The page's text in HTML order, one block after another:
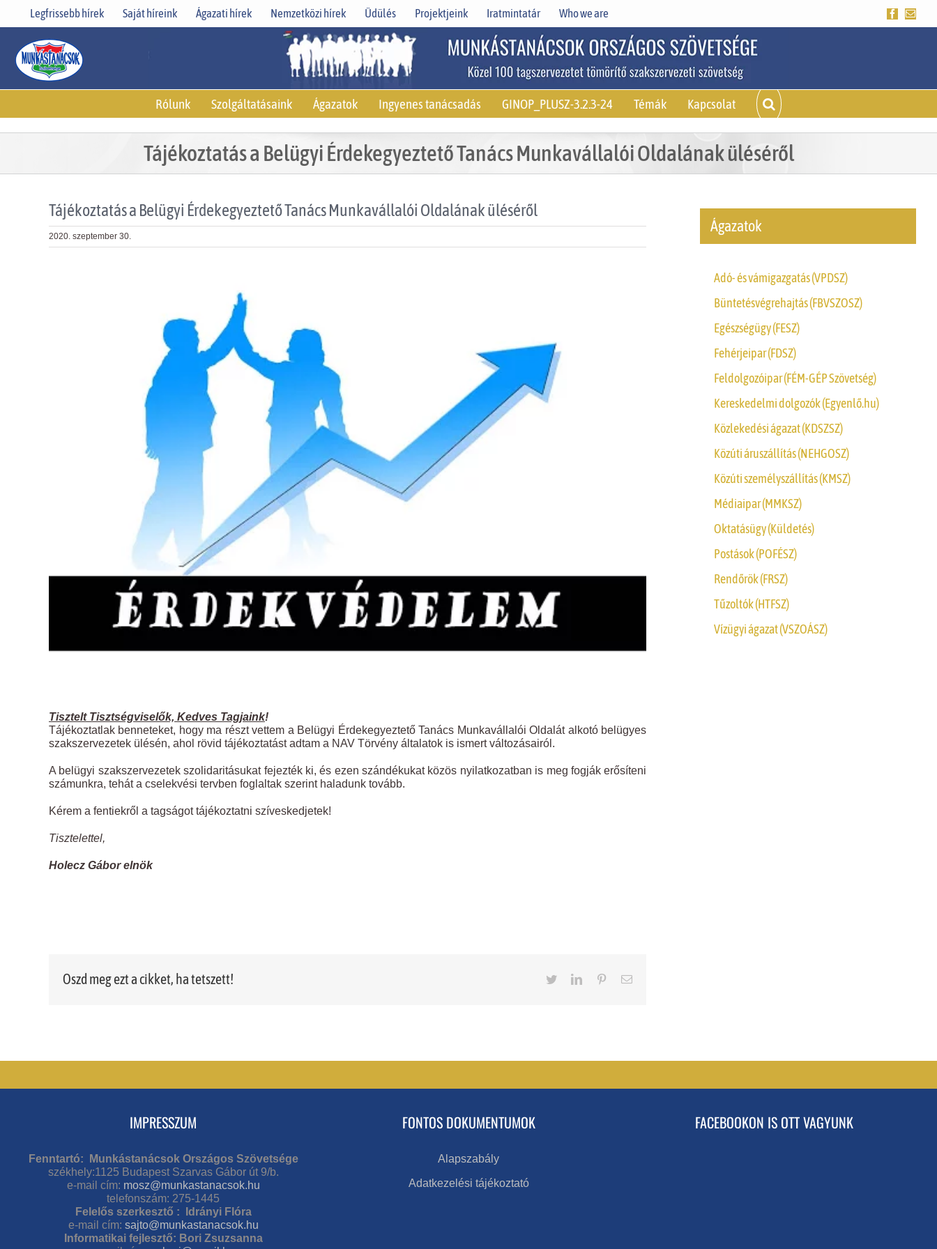
Legfrissebb hírek Saját híreink Ágazati hírek Nemzetközi hírek Üdülés Projektjeink Iratmintatár Who we are Facebook
Rólunk Szolgáltatásaink Ágazatok Ingyenes tanácsadás GINOP_PLUSZ-3.2.3-24 Témák Kapcsolat
Tájékoztatás a Belügyi Érdekegyeztető Tanács Munkavállalói Oldalának üléséről
Tájékoztatás a Belügyi Érdekegyeztető Tanács Munkavállalói Oldalának üléséről
2020. szeptember 30.
Tisztelt Tisztségviselők, Kedves Tagjaink!
Tájékoztatlak benneteket, hogy ma részt vettem a Belügyi Érdekegyeztető Tanács Munkavállalói Oldalát alkotó belügyes
szakszervezetek ülésén, ahol rövid tájékoztatást adtam a NAV Törvény általatok is ismert változásairól.
A belügyi szakszervezetek szolidaritásukat fejezték ki, és ezen szándékukat közös nyilatkozatban is meg fogják erősíteni
számunkra, tehát a cselekvési tervben foglaltak szerint haladunk tovább.
Kérem a fentiekről a tagságot tájékoztatni szíveskedjetek!
Tisztelettel,
Holecz Gábor elnök
Oszd meg ezt a cikket, ha tetszett! TwitterLinkedInPinterestEmail
Ágazatok
Adó- és vámigazgatás (VPDSZ)
Büntetésvégrehajtás (FBVSZOSZ)
Egészségügy (FESZ)
Fehérjeipar (FDSZ)
Feldolgozóipar (FÉM-GÉP Szövetség)
Kereskedelmi dolgozók (Egyenlő.hu)
Közlekedési ágazat (KDSZSZ)
Közúti áruszállítás (NEHGOSZ)
Közúti személyszállítás (KMSZ)
Médiaipar (MMKSZ)
Oktatásügy (Küldetés)
Postások (POFÉSZ)
Rendőrök (FRSZ)
Tűzoltók (HTFSZ)
Vízügyi ágazat (VSZOÁSZ)
IMPRESSZUM
Fenntartó: Munkástanácsok Országos Szövetsége
székhely:1125 Budapest Szarvas Gábor út 9/b.
e-mail cím: mosz@munkastanacsok.hu
telefonszám: 275-1445
Felelős szerkesztő : Idrányi Flóra
e-mail cím: sajto@munkastanacsok.hu
Informatikai fejlesztő: Bori Zsuzsanna
FONTOS DOKUMENTUMOK
Alapszabály
Adatkezelési tájékoztató
FACEBOOKON IS OTT VAGYUNK